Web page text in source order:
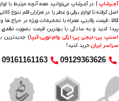
آمِـرشاپ| در آمِـرشاپ می‌توانید همه آنچه مرتبط با
اصل گرفته تا لوازم برقی و عطر را در هزاران قلم تنوع
کالا، قیمت رقابتی، همراه با تخفیفات ویژه در حراج
پیدا کنید و به سادگی با بهترین قیمت بصورتنقدی
اسنپ پی-دیجی پی-ازکی وام-نوپی-کیپا) جدیدترین‌
سراسر ایرانخرید کنید!
09129363626
09161161163